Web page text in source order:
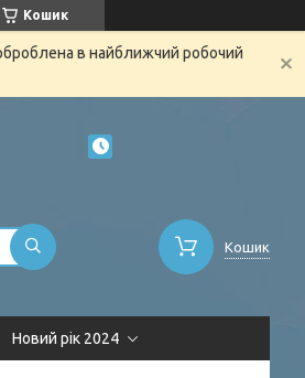
Кошик
в найближчий робочий
Кошик
Новий рік 2024